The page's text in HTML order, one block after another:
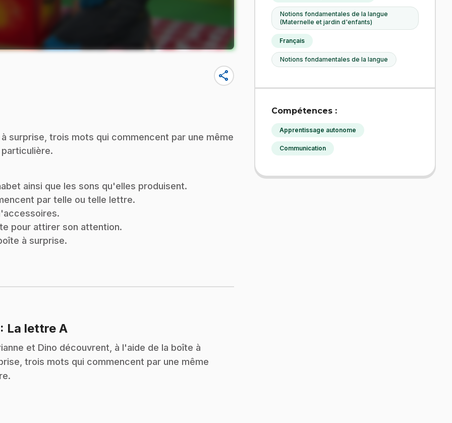
share
surprise, trois mots qui commencent par une même
ainsi que les sons qu'elles produisent.
par telle ou telle lettre.
pour attirer son attention.
à surprise.
: La lettre A.
et Dino découvrent, à l'aide de la boîte à
trois mots qui commencent par une même
Notions fondamentales de la langue
(Maternelle et jardin d'enfants)
Français
Notions fondamentales de la langue
Compétences :
Apprentissage autonome
Communication